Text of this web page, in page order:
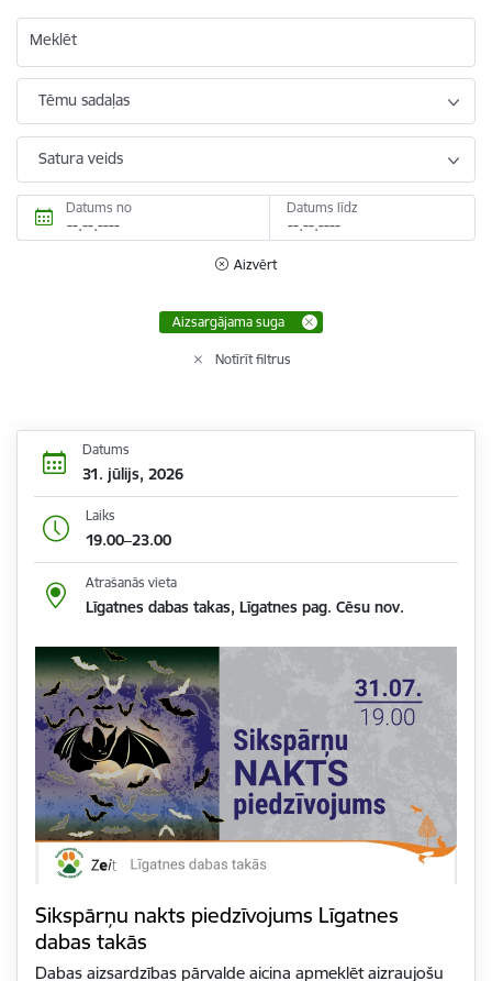
Meklēt
Tēmu sadaļas
Satura veids
Datums no Datums līdz
Aizvērt
Aizsargājama suga
Notīrīt filtrus
Datums
31. jūlijs, 2026
Laiks
19.00–23.00
Atrašanās vieta
Līgatnes dabas takas, Līgatnes pag. Cēsu nov.
Sikspārņu nakts piedzīvojums Līgatnes
dabas takās
Dabas aizsardzības pārvalde aicina apmeklēt aizraujošu